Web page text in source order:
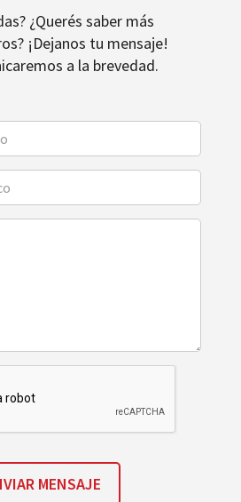
¿Querés saber más
¡Dejanos tu mensaje!
a la brevedad.